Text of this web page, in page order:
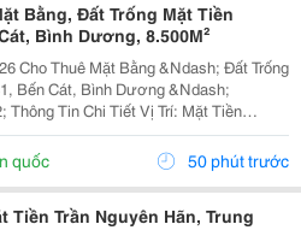
Bằng, Đất Trống Mặt Tiền
Bình Dương, 8.500M²
Trống
Bến Cát, Bình Dương &Ndash;
Bến Cát, Bình Dương. Tổng Diện
Hiện Trạng: Đất Nông Nghiệp,
quốc 50 phút trước
Tiền Trần Nguyên Hãn, Trung